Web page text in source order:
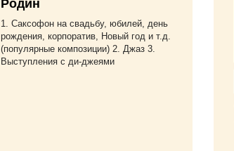
Родин
1. Саксофон на свадьбу, юбилей, день
рождения, корпоратив, Новый год и т.д.
(популярные композиции) 2. Джаз 3.
Выступления с ди-джеями